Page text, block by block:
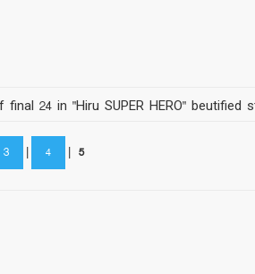
24 in "Hiru SUPER HERO" beutified
3 4 5